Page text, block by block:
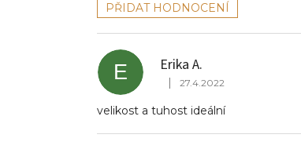
PŘIDAT HODNOCENÍ
ý
p
i
s
o
E Erika A.
Hodnocení produktu je 5
| 27.4.2022
velikost a tuhost ideální